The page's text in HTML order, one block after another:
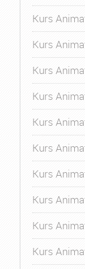
Kurs
Kurs
Kurs
Kurs
Kurs
Kurs
Kurs
Kurs
Kurs
Kurs